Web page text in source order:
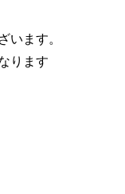
います。
ります